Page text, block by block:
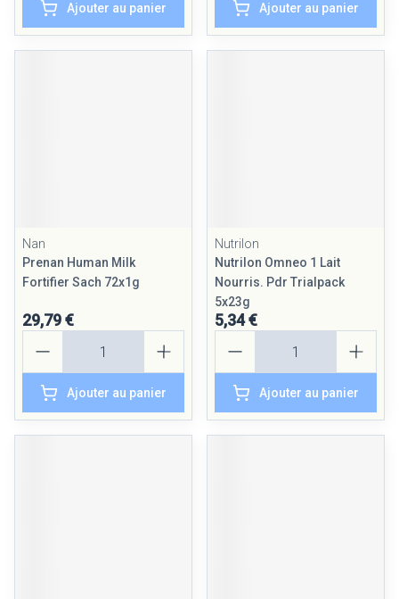
Ajouter au panier Ajouter au panier
Nan
Prenan Human Milk
Fortifier Sach 72x1g
29,79 €
Ajouter au panier
Nutrilon
Nutrilon Omneo 1 Lait
Nourris. Pdr Trialpack
5x23g
5,34 €
Ajouter au panier